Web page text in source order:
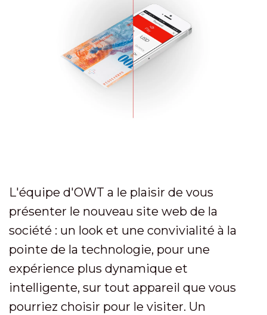
L'équipe d'OWT a le plaisir de vous
présenter le nouveau site web de la
société : un look et une convivialité à la
pointe de la technologie, pour une
expérience plus dynamique et
intelligente, sur tout appareil que vous
pourriez choisir pour le visiter. Un